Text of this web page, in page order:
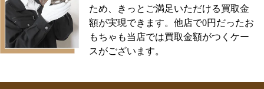
ため、きっとご満足いただける買取金
額が実現できます。他店で0円だったお
もちゃも当店では買取金額がつくケー
スがございます。